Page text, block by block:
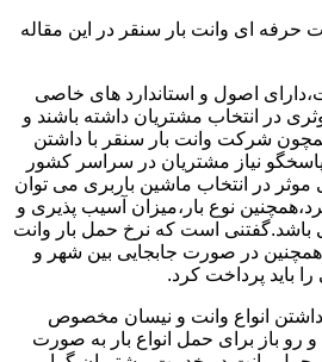
حرفه ای وانت بار سنقر در این مقاله
اصول و استاندارد های خاصی
در انتخاب مشتریان داشته باشند و
شرکت وانت بار سنقر با داشتن
نیاز مشتریان در سراسر کشور
موثر در انتخاب ماشین باربری می توان
نوع بار،میزان آسیب پذیری و
باشد.گفتنی است که نرخ حمل بار وانت
در صورت جابجایی بین شهر و
باید پرداخت کرد.
داشتن انواع وانت و نیسان مخصوص
باز برای حمل انواع بار به صورت